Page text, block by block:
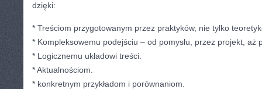
dzięki:
* Treściom przygotowanym przez praktyków, nie tylko
* Kompleksowemu podejściu – od pomysłu, przez projekt, aż
* Logicznemu układowi treści.
* Aktualnościom.
* konkretnym przykładom i porównaniom.